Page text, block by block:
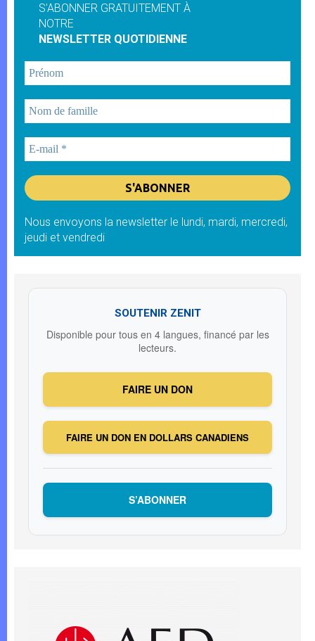
S'ABONNER GRATUITEMENT À
NOTRE
NEWSLETTER QUOTIDIENNE
Nous envoyons la newsletter le lundi, mardi, mercredi,
jeudi et vendredi
SOUTENIR ZENIT
Disponible pour tous en 4 langues, financé par les
lecteurs.
FAIRE UN DON
FAIRE UN DON EN DOLLARS CANADIENS
S’ABONNER